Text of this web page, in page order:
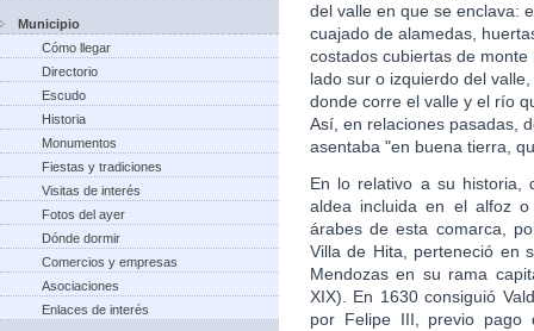
Municipio
Cómo llegar
Directorio
Escudo
Historia
Monumentos
Fiestas y tradiciones
Visitas de interés
Fotos del ayer
Dónde dormir
Comercios y empresas
Asociaciones
Enlaces de interés
del valle en que se enclava:
cuajado de alamedas,
costados cubiertas de
lado sur o izquierdo del
donde corre el valle y el río
Así, en relaciones pasadas,
asentaba "en buena tierra,
En lo relativo a su historia,
aldea incluida en el alfoz
árabes de esta comarca,
Villa de Hita, perteneció en
Mendozas en su rama
XIX). En 1630 consiguió
por Felipe III, previo pago